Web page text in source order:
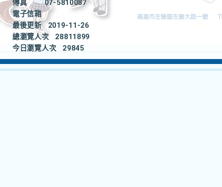
傳真
07-5810087
電子信箱
最後更新
2019-11-26
總瀏覽人次
28811899
今日瀏覽人次
29845